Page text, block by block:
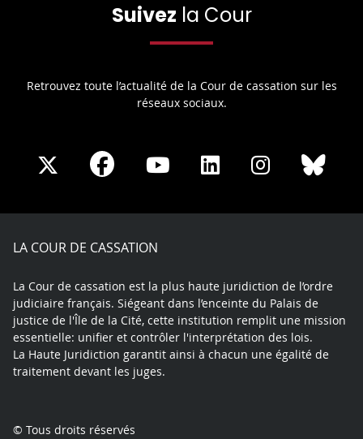
Suivez la Cour
Retrouvez toute l’actualité de la Cour de cassation sur les
réseaux sociaux.
Share
X
Share
Facebook
Share
Youtube
Share
LinkedIn
Share
Instagram
LA COUR DE CASSATION
La Cour de cassation est la plus haute juridiction de l’ordre
judiciaire français. Siégeant dans l’enceinte du Palais de
justice de l'Île de la Cité, cette institution remplit une mission
essentielle: unifier et contrôler l'interprétation des lois.
La Haute Juridiction garantit ainsi à chacun une égalité de
traitement devant les juges.
© Tous droits réservés